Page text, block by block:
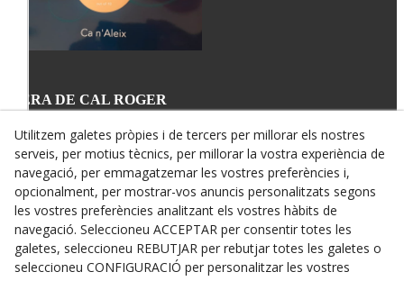
L'ERA DE CAL ROGER
25340 VERDÚ
678 64 03 43
info@canroger.es
Utilitzem galetes pròpies i de tercers per millorar els nostres
serveis, per motius tècnics, per millorar la vostra experiència de
navegació, per emmagatzemar les vostres preferències i,
opcionalment, per mostrar-vos anuncis personalitzats segons
les vostres preferències analitzant els vostres hàbits de
navegació. Seleccioneu ACCEPTAR per consentir totes les
galetes, seleccioneu REBUTJAR per rebutjar totes les galetes o
seleccioneu CONFIGURACIÓ per personalitzar les vostres